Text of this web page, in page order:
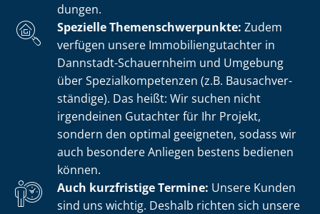
dun­gen.
Spezielle The­men­schwer­punk­te: Zudem
verfügen unsere Im­mo­bi­li­en­gut­ach­ter in
Dannstadt-Schauernheim und Umgebung
über Spe­zi­al­kom­pe­ten­zen (z.B. Bau­sach­ver­
stän­di­ge). Das heißt: Wir suchen nicht
irgendeinen Gutachter für Ihr Projekt,
sondern den optimal geeigneten, sodass wir
auch besondere Anliegen bestens bedienen
können.
Auch kurzfristige Termine: Unsere Kunden
sind uns wichtig. Deshalb richten sich unsere